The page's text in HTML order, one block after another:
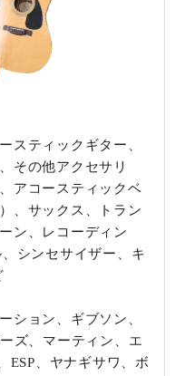
スティックギター、
その他アクセサリ
アコースティックベ
、サックス、トラン
ン、レコーディン
シンセサイザー、キ
ション、ギブソン、
ズ、マーティン、エ
ESP、ヤナギサワ、ボ